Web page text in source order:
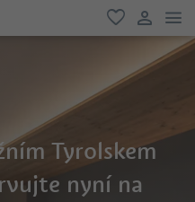
oblíbené
Tyrolskem
nyní na